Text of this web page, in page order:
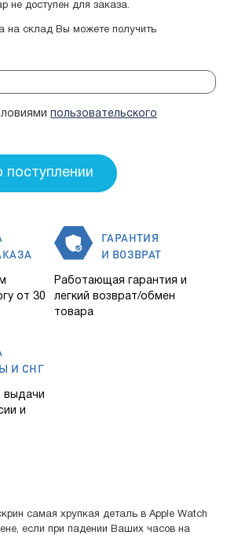
не доступен для заказа.
на склад Вы можете получить
пользовательского
от 30
ГАРАНТИЯ
И ВОЗВРАТ
Работающая гарантия и
легкий возврат/обмен
товара
И СНГ
выдачи
и
самая хрупкая деталь в Apple Watch
если при падении Ваших часов на